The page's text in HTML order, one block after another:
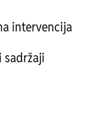
intervencija
sadržaji